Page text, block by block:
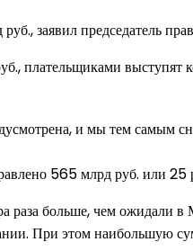
заявил председатель
плательщиками выступят
и мы тем самым
565 млрд руб. или
раза больше, чем
При этом наибольшую